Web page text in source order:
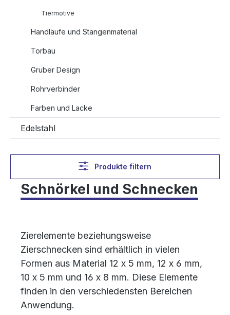
Tiermotive
Handläufe und Stangenmaterial
Torbau
Gruber Design
Rohrverbinder
Farben und Lacke
Edelstahl
Produkte filtern
Schnörkel und Schnecken
Zierelemente beziehungsweise
Zierschnecken sind erhältlich in vielen
Formen aus Material 12 x 5 mm, 12 x 6 mm,
10 x 5 mm und 16 x 8 mm. Diese Elemente
finden in den verschiedensten Bereichen
Anwendung.